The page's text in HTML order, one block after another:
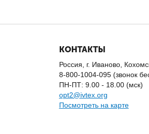
КОНТАКТЫ
Россия, г. Иваново,
8-800-1004-095 (звонок
ПН-ПТ: 9.00 - 18.00 (мск)
opt2@ivtex.org
Посмотреть на карте